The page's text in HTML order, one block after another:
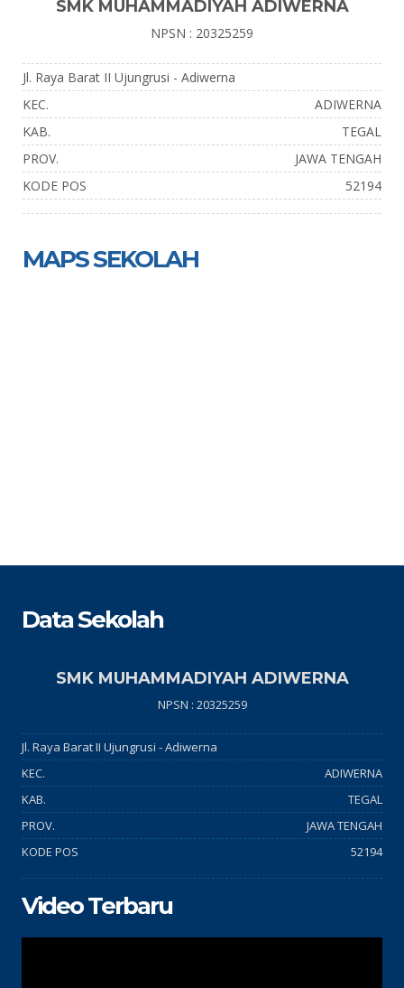
SMK MUHAMMADIYAH ADIWERNA
NPSN : 20325259
Jl. Raya Barat II Ujungrusi - Adiwerna
KEC.
ADIWERNA
KAB.
TEGAL
PROV.
JAWA TENGAH
KODE POS
52194
MAPS SEKOLAH
Data Sekolah
SMK MUHAMMADIYAH ADIWERNA
NPSN : 20325259
Jl. Raya Barat II Ujungrusi - Adiwerna
KEC.
ADIWERNA
KAB.
TEGAL
PROV.
JAWA TENGAH
KODE POS
52194
Video Terbaru